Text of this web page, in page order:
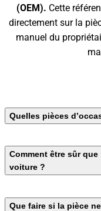
(OEM). Cette
directement sur la
manuel du
Quelles pièces
Comment être sûr
voiture ?
Que faire si la pièce